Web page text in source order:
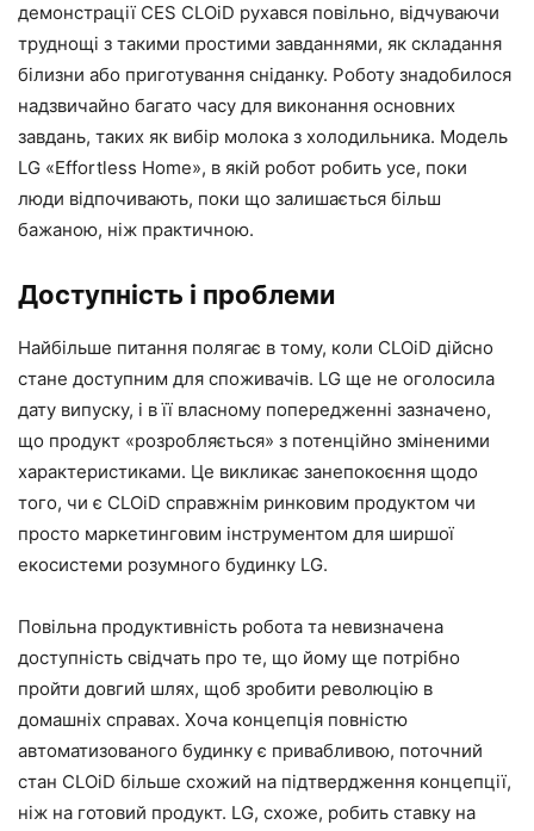
демонстрації CES CLOiD рухався повільно, відчуваючи
труднощі з такими простими завданнями, як складання
білизни або приготування сніданку. Роботу знадобилося
надзвичайно багато часу для виконання основних
завдань, таких як вибір молока з холодильника. Модель
LG «Effortless Home», в якій робот робить усе, поки
люди відпочивають, поки що залишається більш
бажаною, ніж практичною.
Доступність і проблеми
Найбільше питання полягає в тому, коли CLOiD дійсно
стане доступним для споживачів. LG ще не оголосила
дату випуску, і в її власному попередженні зазначено,
що продукт «розробляється» з потенційно зміненими
характеристиками. Це викликає занепокоєння щодо
того, чи є CLOiD справжнім ринковим продуктом чи
просто маркетинговим інструментом для ширшої
екосистеми розумного будинку LG.
Повільна продуктивність робота та невизначена
доступність свідчать про те, що йому ще потрібно
пройти довгий шлях, щоб зробити революцію в
домашніх справах. Хоча концепція повністю
автоматизованого будинку є привабливою, поточний
стан CLOiD більше схожий на підтвердження концепції,
ніж на готовий продукт. LG, схоже, робить ставку на